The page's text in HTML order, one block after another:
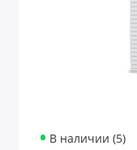
В наличии (5)